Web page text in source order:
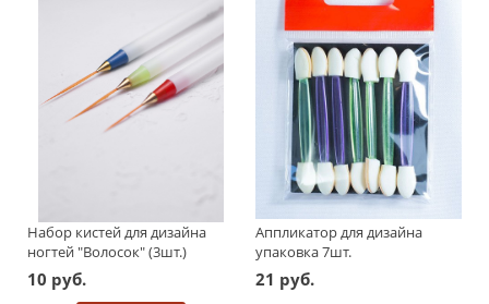
Набор кистей для дизайна
ногтей "Волосок" (3шт.)
10 руб.
Аппликатор для дизайна
упаковка 7шт.
(двусторонний).
21 руб.